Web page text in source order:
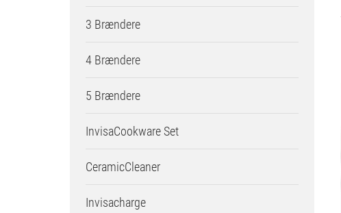
3 Brændere
4 Brændere
5 Brændere
InvisaCookware Set
CeramicCleaner
Invisacharge